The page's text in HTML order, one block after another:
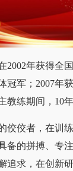
年获得全国
冠军；2007年
教练期间，10
佼者，在训练
备的拼搏、专
追求，在创新